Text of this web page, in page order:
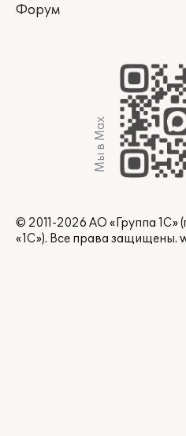
Форум
Мы в Max
© 2011-2026 АО «Группа
«1С»). Все права защищены.